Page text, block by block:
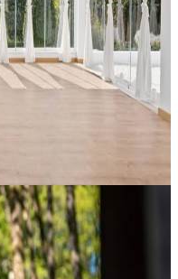
il ritmo, ritrovare
in un contesto
Schneider, questo